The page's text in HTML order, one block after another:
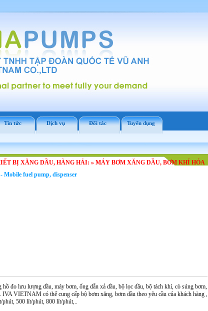
tức Dịch vụ Đối tác Tuyển dụng
BỊ XĂNG DẦU, HÀNG HẢI: » MÁY BƠM XĂNG DẦU, BƠM KHÍ HÓA
Mobile fuel pump, dispenser
đo lưu lượng dầu, máy bơm, ống dẫn xả dầu, bộ lọc dầu, bộ tách khí, cò súng bơm,
VIETNAM có thể cung cấp bộ bơm xăng, bơm dầu theo yêu cầu của khách hàng ,
500 lít/phút, 800 lít/phút,..